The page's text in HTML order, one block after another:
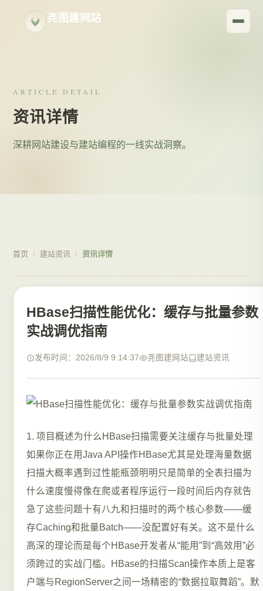
尧图建网站
ARTICLE DETAIL
资讯详情
深耕网站建设与建站编程的一线实战洞察。
首页 / 建站资讯 / 资讯详情
HBase扫描性能优化：缓存与批量参数
实战调优指南
发布时间：2026/8/9 9:14:37 尧图建网站 建站资讯
1. 项目概述为什么HBase扫描需要关注缓存与批量处理
如果你正在用Java API操作HBase尤其是处理海量数据
扫描大概率遇到过性能瓶颈明明只是简单的全表扫描为
什么速度慢得像在爬或者程序运行一段时间后内存就告
急了这些问题十有八九和扫描时的两个核心参数——缓
存Caching和批量Batch——没配置好有关。这不是什么
高深的理论而是每个HBase开发者从“能用”到“高效用”必
须跨过的实战门槛。HBase的扫描Scan操作本质上是客
户端与RegionServer之间一场精密的“数据拉取舞蹈”。默